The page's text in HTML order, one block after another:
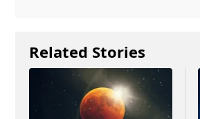
Related Stories